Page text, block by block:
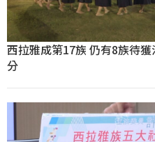
西拉雅成第17族 仍有8族待
分